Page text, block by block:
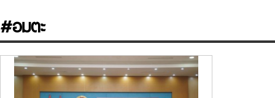
#อมตะ